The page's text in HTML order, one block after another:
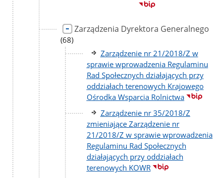
Zarządzenia Dyrektora Generalnego
(68)
Zarządzenie nr 21/2018/Z w
sprawie wprowadzenia Regulaminu
Rad Społecznych działających przy
oddziałach terenowych Krajowego
Ośrodka Wsparcia Rolnictwa
Zarządzenie nr 35/2018/Z
zmieniające Zarządzenie nr
21/2018/Z w sprawie wprowadzenia
Regulaminu Rad Społecznych
działających przy oddziałach
terenowych KOWR